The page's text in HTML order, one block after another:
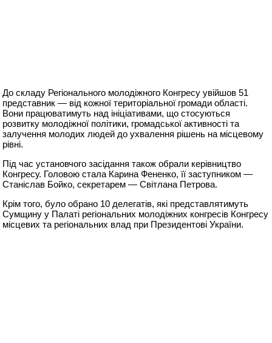
До складу Регіонального молодіжного Конгресу увійшов 51
представник — від кожної територіальної громади області.
Вони працюватимуть над ініціативами, що стосуються
розвитку молодіжної політики, громадської активності та
залучення молодих людей до ухвалення рішень на місцевому
рівні.
Під час установчого засідання також обрали керівництво
Конгресу. Головою стала Карина Фененко, її заступником —
Станіслав Бойко, секретарем — Світлана Петрова.
Крім того, було обрано 10 делегатів, які представлятимуть
Сумщину у Палаті регіональних молодіжних конгресів Конгресу
місцевих та регіональних влад при Президентові України.